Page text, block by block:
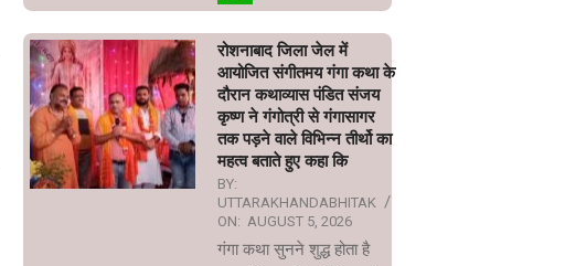
रोशनाबाद जिला जेल में
आयोजित संगीतमय गंगा कथा के
दौरान कथाव्यास पंडित संजय
कृष्ण ने गंगोत्री से गंगासागर
तक पड़ने वाले विभिन्न तीर्थो का
महत्व बताते हुए कहा कि
BY:
UTTARAKHANDABHITAK
ON: AUGUST 5, 2026
गंगा कथा सुनने शुद्ध होता है